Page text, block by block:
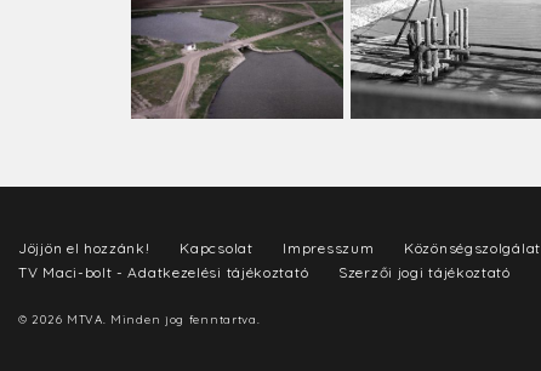
Jöjjön el hozzánk! Kapcsolat Impresszum Közönségszolgálat
TV Maci-bolt - Adatkezelési tájékoztató
Szerzői jogi tájékoztató
© 2026 MTVA. Minden jog fenntartva.